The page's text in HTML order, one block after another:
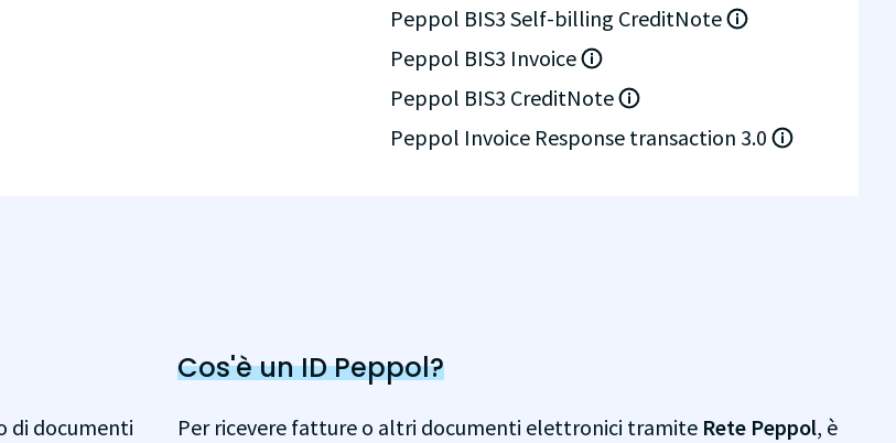
Peppol BIS3 Self-billing CreditNote
Peppol BIS3 Invoice
Peppol BIS3 CreditNote
Peppol Invoice Response transaction 3.0
di documenti
Cos'è un ID Peppol?
Per ricevere fatture o altri documenti elettronici tramite Rete Peppol, è